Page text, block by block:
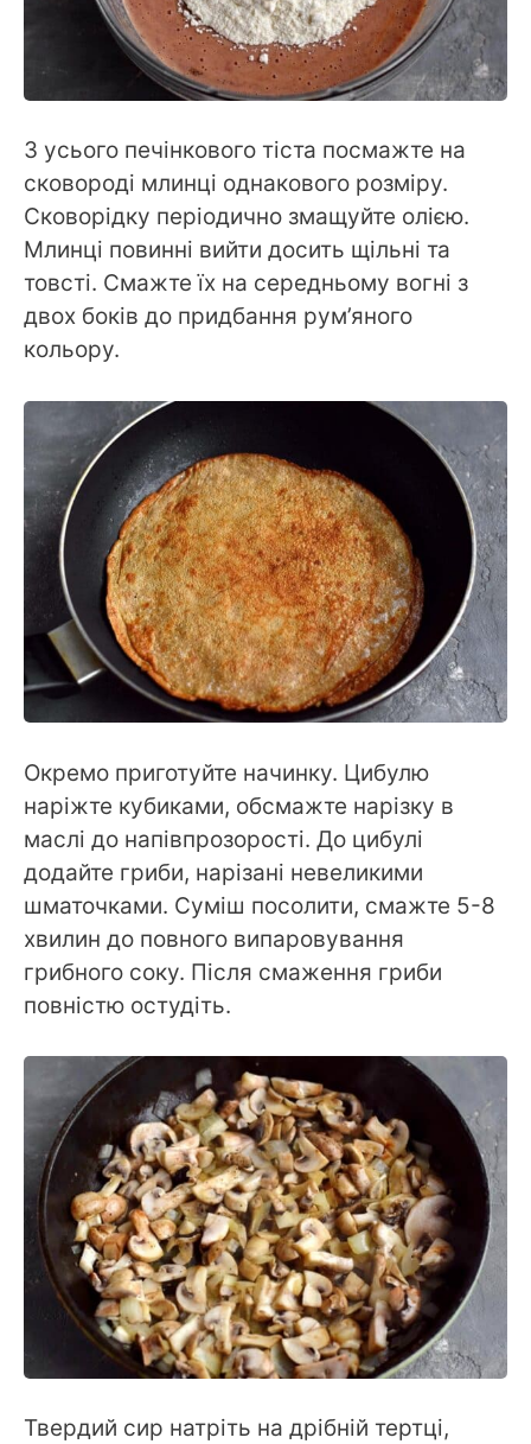
З усього печінкового тіста посмажте на
сковороді млинці однакового розміру.
Сковорідку періодично змащуйте олією.
Млинці повинні вийти досить щільні та
товсті. Смажте їх на середньому вогні з
двох боків до придбання рум’яного
кольору.
Окремо приготуйте начинку. Цибулю
наріжте кубиками, обсмажте нарізку в
маслі до напівпрозорості. До цибулі
додайте гриби, нарізані невеликими
шматочками. Суміш посолити, смажте 5-8
хвилин до повного випаровування
грибного соку. Після смаження гриби
повністю остудіть.
Твердий сир натріть на дрібній тертці,